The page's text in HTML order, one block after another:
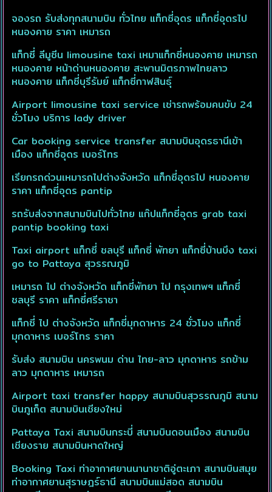
จองรถ รับส่งทุกสนามบิน ทั่วไทย แท็กซี่อุดร แท็กซี่อุดรไป
หนองคาย ราคา เหมารถ
แท็กซี่ ลีมูซีน limousine taxi เหมาแท็กซี่หนองคาย เหมารถ
หนองคาย หน้าด่านหนองคาย สะพานมิตรภาพไทยลาว
หนองคาย แท็กซี่บุรีรัมย์ แท็กซี่กาฬสินธุ์
Airport limousine taxi service เช่ารถพร้อมคนขับ 24
ชั่วโมง บริการ lady driver
Car booking service transfer สนามบินอุดรธานีเข้า
เมือง แท็กซี่อุดร เบอร์โทร
เรียกรถด่วนเหมารถไปต่างจังหวัด แท็กซี่อุดรไป หนองคาย
ราคา แท็กซี่อุดร pantip
รถรับส่งจากสนามบินไปทั่วไทย แก๊ปแท็กซี่อุดร grab taxi
pantip booking taxi
Taxi airport แท็กซี่ ชลบุรี แท็กซี่ พัทยา แท็กซี่บ้านบึง taxi
go to Pattaya สุวรรณภูมิ
เหมารถ ไป ต่างจังหวัด แท็กซี่พัทยา ไป กรุงเทพฯ แท็กซี่
ชลบุรี ราคา แท็กซี่ศรีราชา
แท็กซี่ ไป ต่างจังหวัด แท็กซี่มุกดาหาร 24 ชั่วโมง แท็กซี่
มุกดาหาร เบอร์โทร ราคา
รับส่ง สนามบิน นครพนม ด่าน ไทย-ลาว มุกดาหาร รถข้าม
ลาว มุกดาหาร เหมารถ
Airport taxi transfer happy สนามบินสุวรรณภูมิ สนาม
บินภูเก็ต สนามบินเชียงใหม่
Pattaya Taxi สนามบินกระบี่ สนามบินดอนเมือง สนามบิน
เชียงราย สนามบินหาดใหญ่
Booking Taxi ท่าอากาศยานนานาชาติอู่ตะเภา สนามบินสมุย
ท่าอากาศยานสุราษฎร์ธานี สนามบินแม่สอด สนามบิน